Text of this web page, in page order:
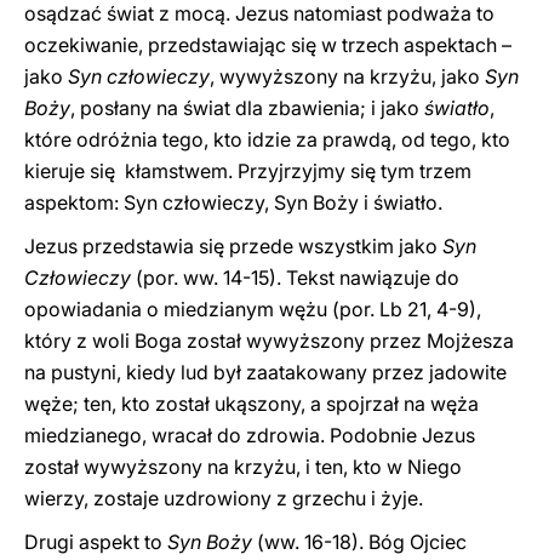
osądzać świat z mocą. Jezus natomiast podważa to
oczekiwanie, przedstawiając się w trzech aspektach –
jako Syn człowieczy, wywyższony na krzyżu, jako Syn
Boży, posłany na świat dla zbawienia; i jako światło,
które odróżnia tego, kto idzie za prawdą, od tego, kto
kieruje się kłamstwem. Przyjrzyjmy się tym trzem
aspektom: Syn człowieczy, Syn Boży i światło.
Jezus przedstawia się przede wszystkim jako Syn
Człowieczy (por. ww. 14-15). Tekst nawiązuje do
opowiadania o miedzianym wężu (por. Lb 21, 4-9),
który z woli Boga został wywyższony przez Mojżesza
na pustyni, kiedy lud był zaatakowany przez jadowite
węże; ten, kto został ukąszony, a spojrzał na węża
miedzianego, wracał do zdrowia. Podobnie Jezus
został wywyższony na krzyżu, i ten, kto w Niego
wierzy, zostaje uzdrowiony z grzechu i żyje.
Drugi aspekt to Syn Boży (ww. 16-18). Bóg Ojciec